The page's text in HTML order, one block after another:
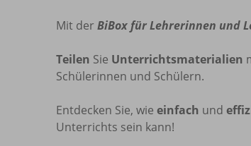
Mit der BiBox für Lehrerinnen und
Teilen Sie Unterrichtsmaterialien
Schülerinnen und Schülern.
Entdecken Sie, wie einfach und
Unterrichts sein kann!